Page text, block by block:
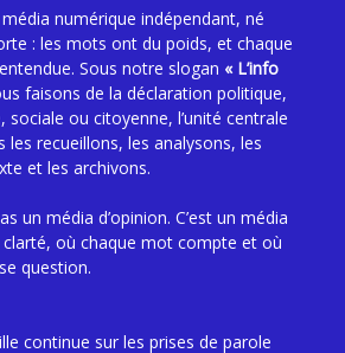
numérique indépendant, né
: les mots ont du poids, et chaque
Sous notre slogan « L’info
faisons de la déclaration politique,
sociale ou citoyenne, l’unité centrale
les recueillons, les analysons, les
et les archivons.
un média d’opinion. C’est un média
où chaque mot compte et où
question.
continue sur les prises de parole